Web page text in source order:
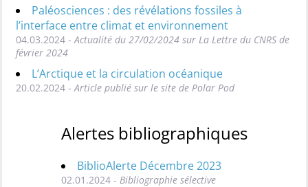
Paléosciences : des révélations fossiles à
l’interface entre climat et environnement
04.03.2024 - Actualité du 27/02/2024 sur La Lettre du CNRS de
février 2024
L’Arctique et la circulation océanique
20.02.2024 - Article publié sur le site de Polar Pod
Alertes bibliographiques
BiblioAlerte Décembre 2023
02.01.2024 - Bibliographie sélective